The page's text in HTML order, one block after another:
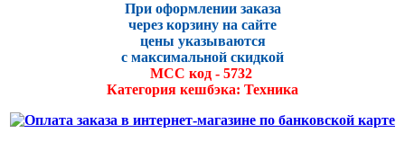
При оформлении заказа
через корзину на сайте
цены указываются
с максимальной скидкой
МСС код - 5732
Категория кешбэка: Техника